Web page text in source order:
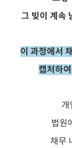
그 빚이 계속
이 과정에서
캡처하
개
법원
채무